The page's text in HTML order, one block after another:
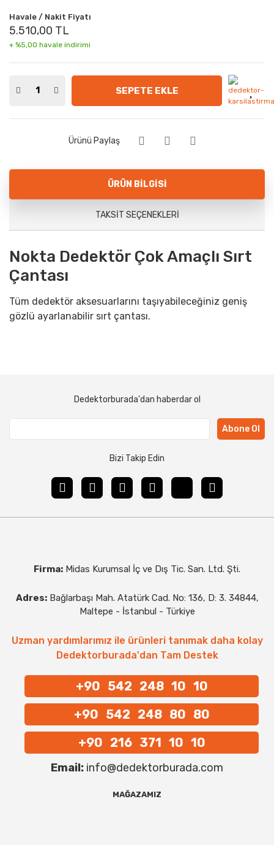
Havale / Nakit Fiyatı
5.510,00 TL
+ %5,00 havale indirimi
SEPETE EKLE
Ürünü Paylaş
ÜRÜN BILGISI
TAKSIT SEÇENEKLERI
Nokta Dedektör Çok Amaçlı Sırt
Çantası
Tüm dedektör aksesuarlarını taşıyabileceğiniz geniş
gözlü ayarlanabilir sırt çantası.
Dedektorburada'dan haberdar ol
Abone Ol
Bizi Takip Edin
Firma: Midas Kurumsal İç ve Dış Tic. San. Ltd. Şti.
Adres: Bağlarbaşı Mah. Atatürk Cad. No: 136, D: 3. 34844,
Maltepe - İstanbul - Türkiye
Uzman yardımlarımız ile ürünleri tanımak daha kolay
Dedektorburada'dan Tam Destek
+90 542 248 10 10
+90 542 248 80 80
+90 216 371 10 10
Email: info@dedektorburada.com
MAĞAZAMIZ